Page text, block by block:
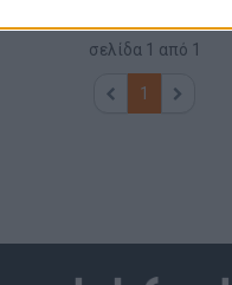
σελίδα 1 από 1
1